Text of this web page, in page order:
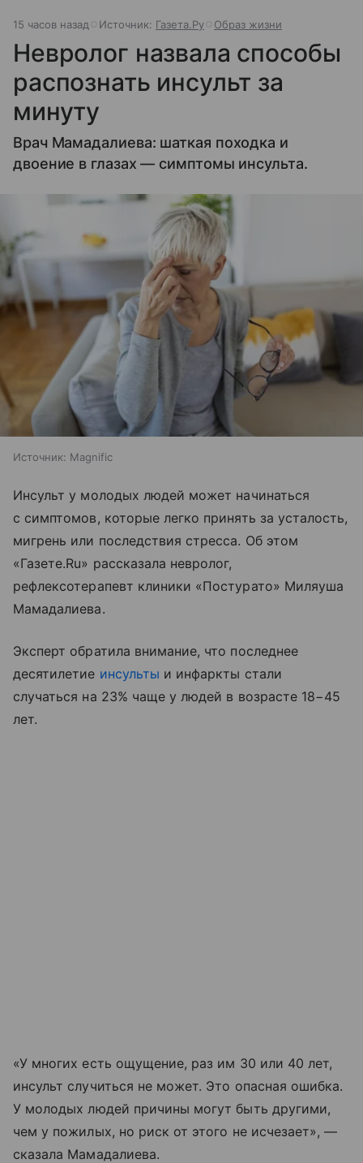
15 часов назад Источник: Газета.Ру Образ жизни
Невролог назвала способы
распознать инсульт за
минуту
Врач Мамадалиева: шаткая походка и
двоение в глазах — симптомы инсульта.
Источник: Magnific
Инсульт у молодых людей может начинаться
с симптомов, которые легко принять за усталость,
мигрень или последствия стресса. Об этом
«Газете.Ru» рассказала невролог,
рефлексотерапевт клиники «Постурато» Миляуша
Мамадалиева.
Эксперт обратила внимание, что последнее
десятилетие инсульты и инфаркты стали
случаться на 23% чаще у людей в возрасте 18−45
лет.
«У многих есть ощущение, раз им 30 или 40 лет,
инсульт случиться не может. Это опасная ошибка.
У молодых людей причины могут быть другими,
чем у пожилых, но риск от этого не исчезает», —
сказала Мамадалиева.